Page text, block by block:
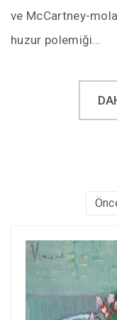
ve McCartney-
huzur polemiği…